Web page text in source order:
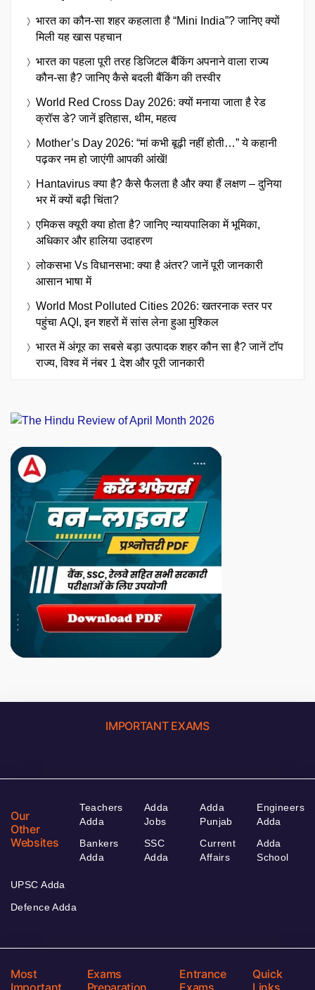
भारत का कौन-सा शहर कहलाता है “Mini India”? जानिए क्यों
मिली यह खास पहचान
भारत का पहला पूरी तरह डिजिटल बैंकिंग अपनाने वाला राज्य
कौन-सा है? जानिए कैसे बदली बैंकिंग की तस्वीर
World Red Cross Day 2026: क्यों मनाया जाता है रेड
क्रॉस डे? जानें इतिहास, थीम, महत्व
Mother’s Day 2026: “मां कभी बूढ़ी नहीं होती…” ये कहानी
पढ़कर नम हो जाएंगी आपकी आंखें!
Hantavirus क्या है? कैसे फैलता है और क्या हैं लक्षण – दुनिया
भर में क्यों बढ़ी चिंता?
एमिकस क्यूरी क्या होता है? जानिए न्यायपालिका में भूमिका,
अधिकार और हालिया उदाहरण
लोकसभा Vs विधानसभा: क्या है अंतर? जानें पूरी जानकारी
आसान भाषा में
World Most Polluted Cities 2026: खतरनाक स्तर पर
पहुंचा AQI, इन शहरों में सांस लेना हुआ मुश्किल
भारत में अंगूर का सबसे बड़ा उत्पादक शहर कौन सा है? जानें टॉप
राज्य, विश्व में नंबर 1 देश और पूरी जानकारी
IMPORTANT EXAMS
Our
Other
Websites
Teachers
Adda
Bankers
Adda
Adda
Jobs
SSC
Adda
Adda
Punjab
Current
Affairs
Engineers
Adda
Adda
School
UPSC Adda
Defence Adda
Most
Important
Exams
Preparation
Entrance
Exams
Quick
Links